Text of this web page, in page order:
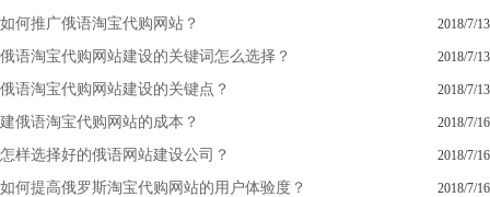
如何推广俄语淘宝代购网站？ 2018/7/13
俄语淘宝代购网站建设的关键词怎么选择？ 2018/7/13
俄语淘宝代购网站建设的关键点？ 2018/7/13
建俄语淘宝代购网站的成本？ 2018/7/16
怎样选择好的俄语网站建设公司？ 2018/7/16
如何提高俄罗斯淘宝代购网站的用户体验度？ 2018/7/16